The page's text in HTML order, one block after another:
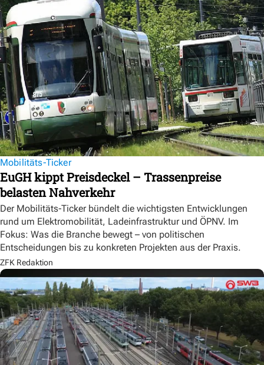
Mobilitäts-Ticker
EuGH kippt Preisdeckel – Trassenpreise
belasten Nahverkehr
Der Mobilitäts-Ticker bündelt die wichtigsten Entwicklungen
rund um Elektromobilität, Ladeinfrastruktur und ÖPNV. Im
Fokus: Was die Branche bewegt – von politischen
Entscheidungen bis zu konkreten Projekten aus der Praxis.
ZFK Redaktion